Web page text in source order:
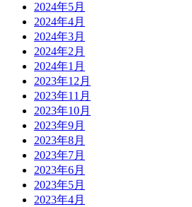
2024年5月
2024年4月
2024年3月
2024年2月
2024年1月
2023年12月
2023年11月
2023年10月
2023年9月
2023年8月
2023年7月
2023年6月
2023年5月
2023年4月